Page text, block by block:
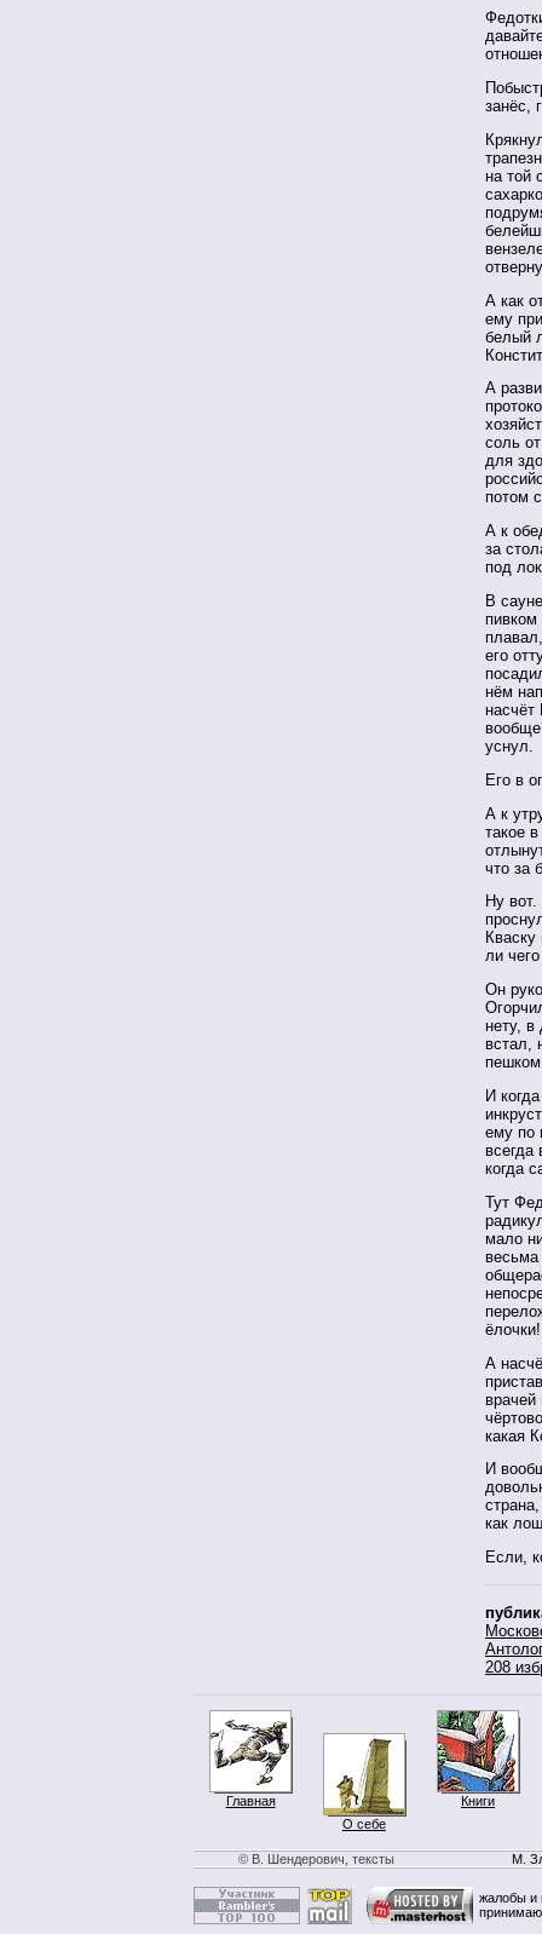
занёс,
на той
А как
ему
белый
А
соль
для
потом
А к
за
под
В
его
нём
насчёт
уснул.
Его в
А к
такое
что за
Ну
ли
Он
нету,
встал,
И
ему по
когда
Тут
мало
весьма
А
врачей
какая
И
как
Если,
208
Главная
О себе
Книги
© В. Шендерович, тексты М.
жалобы и